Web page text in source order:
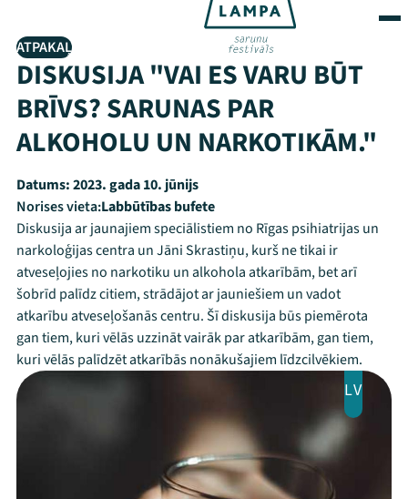
ATPAKAĻ
DISKUSIJA "VAI ES VARU BŪT
BRĪVS? SARUNAS PAR
ALKOHOLU UN NARKOTIKĀM."
Datums:2023. gada 10. jūnijs
Norises vieta:Labbūtības bufete
Diskusija ar jaunajiem speciālistiem no Rīgas psihiatrijas un
narkoloģijas centra un Jāni Skrastiņu, kurš ne tikai ir
atveseļojies no narkotiku un alkohola atkarībām, bet arī
šobrīd palīdz citiem, strādājot ar jauniešiem un vadot
atkarību atveseļošanās centru. Šī diskusija būs piemērota
gan tiem, kuri vēlās uzzināt vairāk par atkarībām, gan tiem,
kuri vēlās palīdzēt atkarībās nonākušajiem līdzcilvēkiem.
LV